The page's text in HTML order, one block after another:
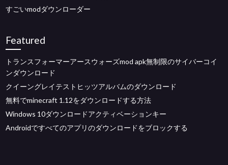
すごいmodダウンローダー
Featured
トランスフォーマーアースウォーズmod apk無制限のサイバーコイ
ンダウンロード
クイーングレイテストヒッツアルバムのダウンロード
無料でminecraft 1.12をダウンロードする方法
Windows 10ダウンロードアクティベーションキー
Androidですべてのアプリのダウンロードをブロックする